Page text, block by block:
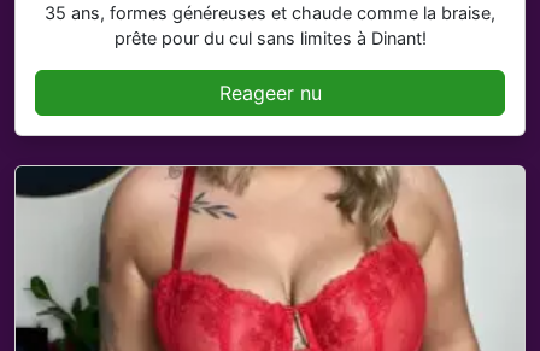
35 ans, formes généreuses et chaude comme la braise,
prête pour du cul sans limites à Dinant!
Reageer nu